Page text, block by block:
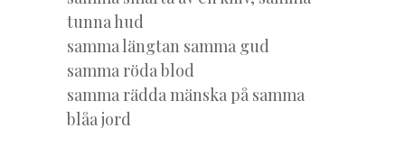
tunna hud
samma längtan samma gud
samma röda blod
samma rädda mänska på samma
blåa jord